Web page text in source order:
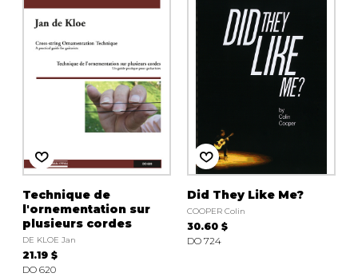
Technique de
l'ornementation sur
plusieurs cordes
DE KLOE Jan
21.19 $
DO 620
Did They Like Me?
COOPER Colin
30.60 $
DO 724